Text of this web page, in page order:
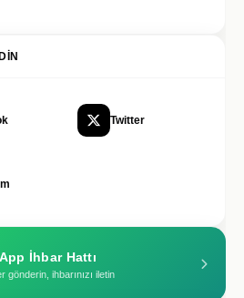
Twitter
İhbar Hattı
gönderin, ihbarınızı iletin